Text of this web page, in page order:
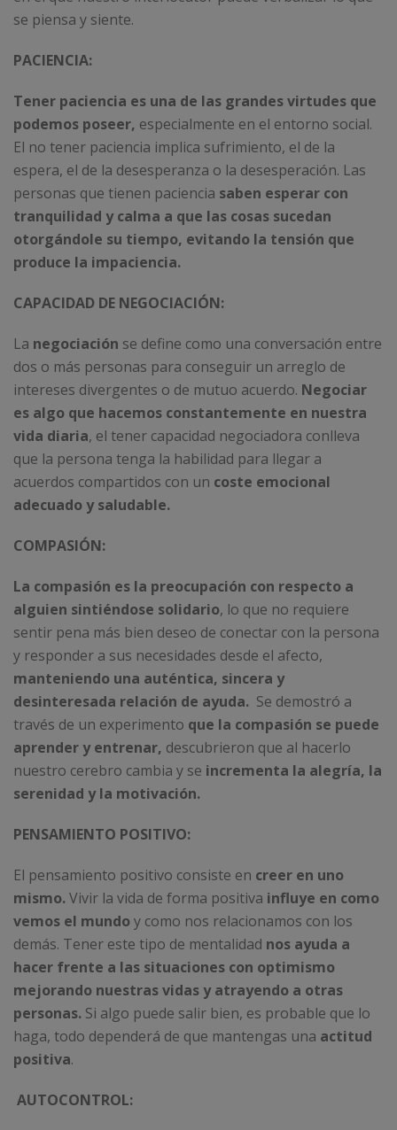
se piensa y siente.
PACIENCIA:
Tener paciencia es una de las grandes virtudes que
podemos poseer, especialmente en el entorno social.
El no tener paciencia implica sufrimiento, el de la
espera, el de la desesperanza o la desesperación. Las
personas que tienen paciencia saben esperar con
tranquilidad y calma a que las cosas sucedan
otorgándole su tiempo, evitando la tensión que
produce la impaciencia.
CAPACIDAD DE NEGOCIACIÓN:
La negociación se define como una conversación entre
dos o más personas para conseguir un arreglo de
intereses divergentes o de mutuo acuerdo. Negociar
es algo que hacemos constantemente en nuestra
vida diaria, el tener capacidad negociadora conlleva
que la persona tenga la habilidad para llegar a
acuerdos compartidos con un coste emocional
adecuado y saludable.
COMPASIÓN:
La compasión es la preocupación con respecto a
alguien sintiéndose solidario, lo que no requiere
sentir pena más bien deseo de conectar con la persona
y responder a sus necesidades desde el afecto,
manteniendo una auténtica, sincera y
desinteresada relación de ayuda. Se demostró a
través de un experimento que la compasión se puede
aprender y entrenar, descubrieron que al hacerlo
nuestro cerebro cambia y se incrementa la alegría, la
serenidad y la motivación.
PENSAMIENTO POSITIVO:
El pensamiento positivo consiste en creer en uno
mismo.Vivir la vida de forma positiva influye en como
vemos el mundoy como nos relacionamos con los
demás. Tener este tipo de mentalidad nos ayuda a
hacer frente a las situaciones con optimismo
mejorando nuestras vidas y atrayendo a otras
personas. Si algo puede salir bien, es probable que lo
haga, todo dependerá de que mantengas una actitud
positiva.
AUTOCONTROL: